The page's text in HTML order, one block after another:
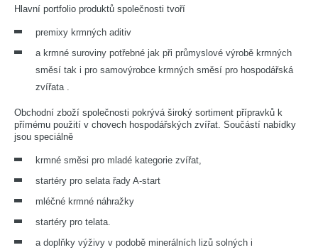
ŘÍZENÍ KVALITY
KONTAKTY
KARIÉRA
Hlavní portfolio produktů společnosti tvoří
premixy krmných aditiv
a krmné suroviny potřebné jak při průmyslové výrobě krmných
směsí tak i pro samovýrobce krmných směsí pro hospodářská
zvířata .
Obchodní zboží společnosti pokrývá široký sortiment přípravků k
přímému použití v chovech hospodářských zvířat. Součástí nabídky
jsou speciálně
krmné směsi pro mladé kategorie zvířat,
startéry pro selata řady A-start
mléčné krmné náhražky
startéry pro telata.
a doplňky výživy v podobě minerálních lizů solných i